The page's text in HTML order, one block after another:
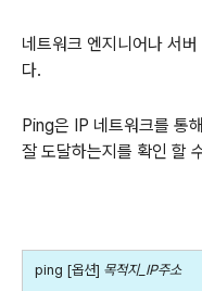
네트워크 엔지니어나 서
다.
Ping은 IP 네트워크를 통
잘 도달하는지를 확인 할
ping [옵션] 목적지_IP주소